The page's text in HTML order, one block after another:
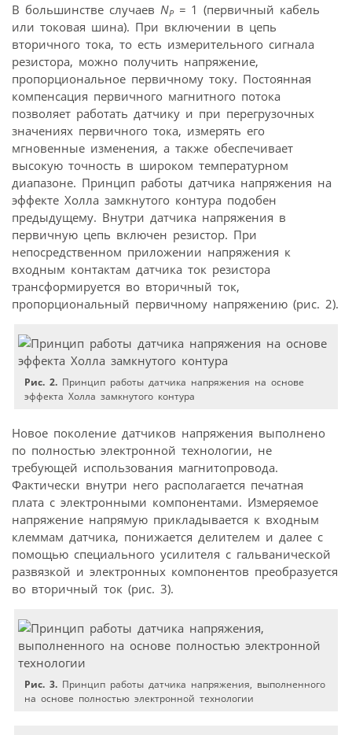
В большинстве случаев NP= 1 (первичный кабель
или токовая шина). При включении в цепь
вторичного тока, то есть измерительного сигнала
резистора, можно получить напряжение,
пропорциональное первичному току. Постоянная
компенсация первичного магнитного потока
позволяет работать датчику и при перегрузочных
значениях первичного тока, измерять его
мгновенные изменения, а также обеспечивает
высокую точность в широком температурном
диапазоне. Принцип работы датчика напряжения на
эффекте Холла замкнутого контура подобен
предыдущему. Внутри датчика напряжения в
первичную цепь включен резистор. При
непосредственном приложении напряжения к
входным контактам датчика ток резистора
трансформируется во вторичный ток,
пропорциональный первичному напряжению (рис. 2).
Рис. 2. Принцип работы датчика напряжения на основе
эффекта Холла замкнутого контура
Новое поколение датчиков напряжения выполнено
по полностью электронной технологии, не
требующей использования магнитопровода.
Фактически внутри него располагается печатная
плата с электронными компонентами. Измеряемое
напряжение напрямую прикладывается к входным
клеммам датчика, понижается делителем и далее с
помощью специального усилителя с гальванической
развязкой и электронных компонентов преобразуется
во вторичный ток (рис. 3).
Рис. 3. Принцип работы датчика напряжения, выполненного
на основе полностью электронной технологии